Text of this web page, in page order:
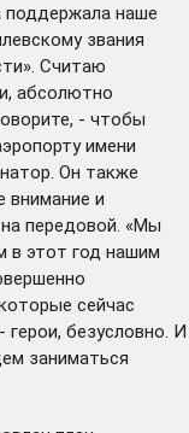
поддержала наше
звания
Считаю
абсолютно
- чтобы
имени
Он также
внимание и
передовой. «Мы
в этот год нашим
сейчас
безусловно. И
заниматься